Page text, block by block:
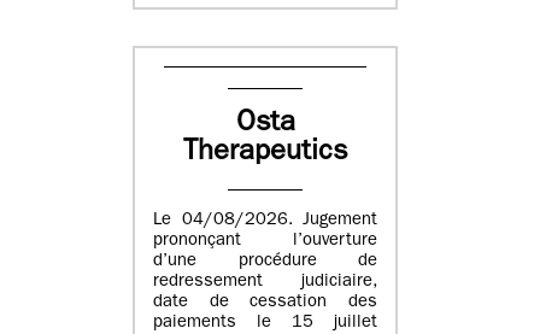
Osta
Therapeutics
Le 04/08/2026. Jugement
prononçant l’ouverture
d’une procédure de
redressement judiciaire,
date de cessation des
paiements le 15 juillet